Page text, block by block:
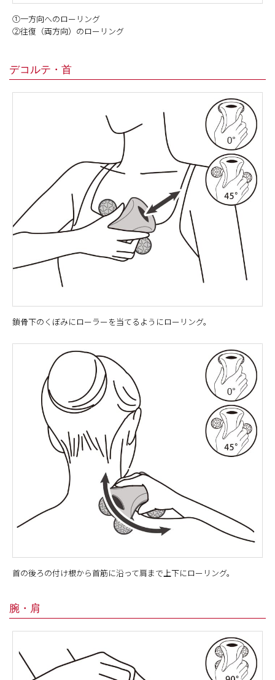
①一方向へのローリング
②往復（両方向）のローリング
デコルテ・首
鎖骨下のくぼみにローラーを当てるようにローリング。
首の後ろの付け根から首筋に沿って肩まで上下にローリング。
腕・肩